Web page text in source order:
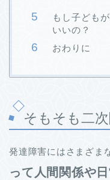
もし子ども
いいの？
おわりに
そもそも二
発達障害にはさまざま
って人間関係や